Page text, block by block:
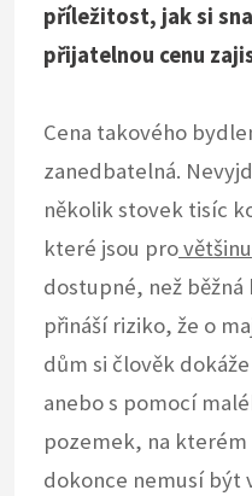
příležitost, jak si
přijatelnou cenu
Cena takového
zanedbatelná.
několik stovek tisíc
které jsou provětšinu
dostupné, než
přináší riziko, že o
dům si člověk
anebo s pomocí
pozemek, na
dokonce nemusí být